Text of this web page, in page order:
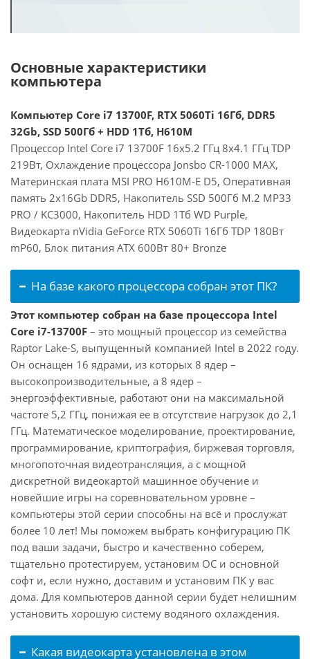
Основные характеристики
компьютера
Компьютер Core i7 13700F, RTX 5060Ti 16Гб, DDR5
32Gb, SSD 500Гб + HDD 1Тб, H610M
Процессор Intel Core i7 13700F 16x5.2 ГГц 8x4.1 ГГц TDP
219Вт, Охлаждение процессора Jonsbo CR-1000 MAX,
Материнская плата MSI PRO H610M-E D5, Оперативная
память 2x16Gb DDR5, Накопитель SSD 500Гб M.2 MP33
PRO / KC3000, Накопитель HDD 1Тб WD Purple,
Видеокарта nVidia GeForce RTX 5060Ti 16Гб TDP 180Вт
mP60, Блок питания ATX 600Вт 80+ Bronze
На базе какого процессора собран этот ПК?
Этот компьютер собран на базе процессора Intel
Core i7-13700F – это мощный процессор из семейства
Raptor Lake-S, выпущенный компанией Intel в 2022 году.
Он оснащен 16 ядрами, из которых 8 ядер –
высокопроизводительные, а 8 ядер –
энергоэффективные, работают они на максимальной
частоте 5,2 ГГц, понижая ее в отсутствие нагрузок до 2,1
ГГц. Математическое моделирование, проектирование,
программирование, криптография, биржевая торговля,
многопоточная видеотрансляция, а с мощной
дискретной видеокартой машинное обучение и
новейшие игры на соревновательном уровне –
компьютеры этой серии способны на всё и прослужат
более 10 лет! Мы поможем выбрать конфигурацию ПК
под ваши задачи, быстро и качественно соберем,
тщательно протестируем, установим ОС и основной
софт и, если нужно, доставим и установим ПК у вас
дома. Для компьютеров данной серии будет нелишним
установить хорошую систему водяного охлаждения.
Какая видеокарта установлена в этом